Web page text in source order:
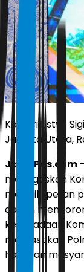
Kapolri Listyo
Jakarta Utara,
JawaPos.com
menegaskan
memiliki peran
dalam
keberadaan
memastikan
harapan